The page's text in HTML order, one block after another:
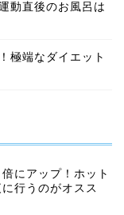
動直後のお風呂は
極端なダイエット
にアップ！ホット
行うのがオスス